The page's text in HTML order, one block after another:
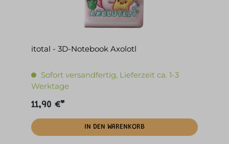
itotal - 3D-Notebook Axolotl
Sofort versandfertig, Lieferzeit ca. 1-3
Werktage
11,90 €*
IN DEN WARENKORB